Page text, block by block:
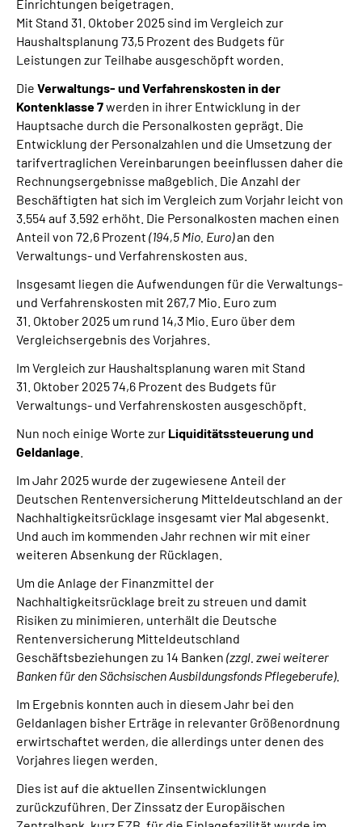
Einrichtungen beigetragen.
Mit Stand 31. Oktober 2025 sind im Vergleich zur
Haushaltsplanung 73,5 Prozent des Budgets für
Leistungen zur Teilhabe ausgeschöpft worden.
Die Verwaltungs- und Verfahrenskosten in der
Kontenklasse 7werden in ihrer Entwicklung in der
Hauptsache durch die Personalkosten geprägt. Die
Entwicklung der Personalzahlen und die Umsetzung der
tarifvertraglichen Vereinbarungen beeinflussen daher die
Rechnungsergebnisse maßgeblich. Die Anzahl der
Beschäftigten hat sich im Vergleich zum Vorjahr leicht von
3.554 auf 3.592 erhöht. Die Personalkosten machen einen
Anteil von 72,6 Prozent (194,5 Mio. Euro)an den
Verwaltungs- und Verfahrenskosten aus.
Insgesamt liegen die Aufwendungen für die Verwaltungs-
und Verfahrenskosten mit 267,7 Mio. Euro zum
31. Oktober 2025 um rund 14,3 Mio. Euro über dem
Vergleichsergebnis des Vorjahres.
Im Vergleich zur Haushaltsplanung waren mit Stand
31. Oktober 2025 74,6 Prozent des Budgets für
Verwaltungs- und Verfahrenskosten ausgeschöpft.
Nun noch einige Worte zur Liquiditätssteuerung und
Geldanlage
Im Jahr 2025 wurde der zugewiesene Anteil der
Deutschen Rentenversicherung Mitteldeutschland an der
Nachhaltigkeitsrücklage insgesamt vier Mal abgesenkt.
Und auch im kommenden Jahr rechnen wir mit einer
weiteren Absenkung der Rücklagen.
Um die Anlage der Finanzmittel der
Nachhaltigkeitsrücklage breit zu streuen und damit
Risiken zu minimieren, unterhält die Deutsche
Rentenversicherung Mitteldeutschland
Geschäftsbeziehungen zu 14 Banken (zzgl. zwei weiterer
Banken für den Sächsischen Ausbildungsfonds Pflegeberufe).
Im Ergebnis konnten auch in diesem Jahr bei den
Geldanlagen bisher Erträge in relevanter Größenordnung
erwirtschaftet werden, die allerdings unter denen des
Vorjahres liegen werden.
Dies ist auf die aktuellen Zinsentwicklungen
zurückzuführen. Der Zinssatz der Europäischen